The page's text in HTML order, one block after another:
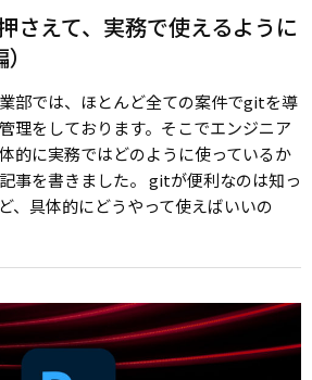
さえて、実務で使えるように
部では、ほとんど全ての案件でgitを導
理をしております。そこでエンジニア
的に実務ではどのように使っているか
事を書きました。 gitが便利なのは知っ
、具体的にどうやって使えばいいの